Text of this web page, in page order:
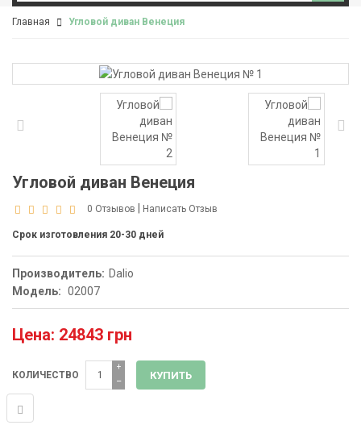
Главная Угловой диван Венеция
Угловой диван Венеция
0 Отзывов Написать Отзыв
Срок изготовления 20-30 дней
Производитель: Dalio
Модель: 02007
Цена: 24843 грн
КОЛИЧЕСТВО −
+